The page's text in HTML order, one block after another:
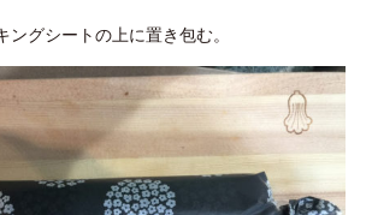
グシートの上に置き包む。